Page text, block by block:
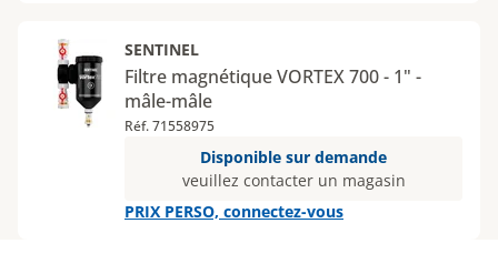
SENTINEL
Filtre magnétique VORTEX 700 - 1" -
mâle-mâle
Réf. 71558975
Disponible sur demande
veuillez contacter un magasin
PRIX PERSO, connectez-vous